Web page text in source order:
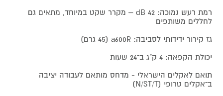
רמת רעש נמוכה: 42 dB – מקרר שקט במיוחד, מתאים גם
לחללים משותפים
גז קירור ידידותי לסביבה: a600R (45 גרם)
יכולת הקפאה: 4 ק"ג ב־24 שעות
תואם לאקלים הישראלי - מדחס מותאם לעבודה יציבה
ב־אקלים טרופי (N/ST/T)